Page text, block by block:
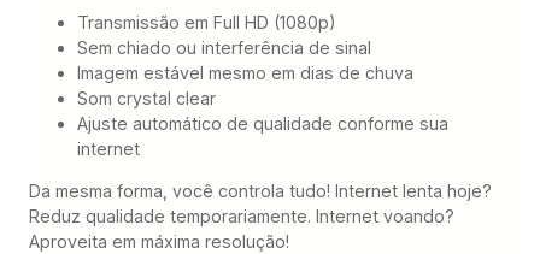
Transmissão em Full HD (1080p)
Sem chiado ou interferência de sinal
Imagem estável mesmo em dias de chuva
Som crystal clear
Ajuste automático de qualidade conforme sua
internet
Da mesma forma, você controla tudo! Internet lenta hoje?
Reduz qualidade temporariamente. Internet voando?
Aproveita em máxima resolução!